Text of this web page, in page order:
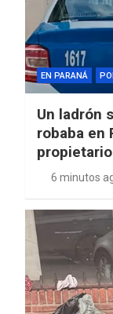
EN PARANÁ
Un ladrón
robaba en
propietario
6 minutos